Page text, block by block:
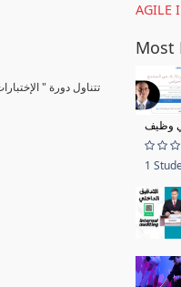
تتناول دورة "
AGILE
Most
1